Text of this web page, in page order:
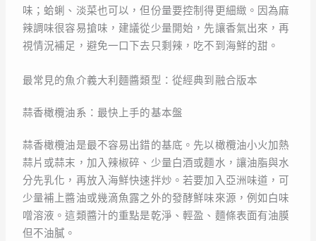
味；蛤蜊、淡菜也可以，但份量要控制得更細緻。因為麻
辣調味很容易搶味，建議從少量開始，先讓香氣出來，再
視情況補足，避免一口下去只剩辣，吃不到海鮮的甜。
最常見的魚介義大利麵醬類型：從經典到融合版本
蒜香橄欖油系：最快上手的基本盤
蒜香橄欖油是最不容易出錯的基底。先以橄欖油小火加熱
蒜片或蒜末，加入辣椒碎、少量白酒或麵水，讓油脂與水
分先乳化，再放入海鮮快速拌炒。若要加入亞洲味道，可
少量補上醬油或幾滴魚露之外的發酵鮮味來源，例如白味
噌溶液。這類醬汁的重點是乾淨、輕盈、麵條表面有油膜
但不油膩。